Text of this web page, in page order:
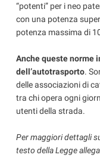
“potenti” per i neo
con una potenza
potenza massima di
Anche queste norme
dell’autotrasporto.
delle associazioni di
tra chi opera ogni
utenti della strada.
Per maggiori dettagli
testo della Legge